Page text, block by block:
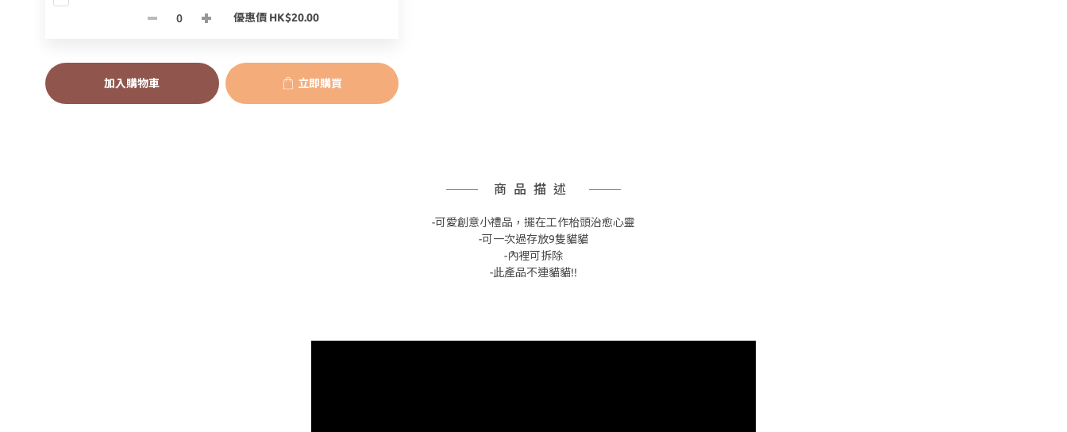
優惠價 HK$20.00
加入購物車 立即購買
商品描述
-可愛創意小禮品，擺在工作枱頭治愈心靈
-可一次過存放9隻貓貓
-內裡可拆除
-此產品不連貓貓!!